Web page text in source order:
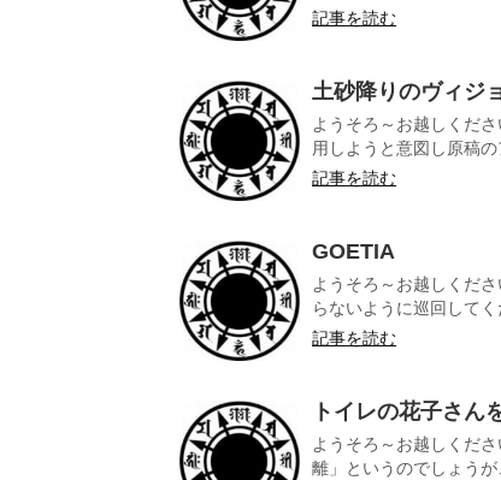
記事を読む
土砂降りのヴィジ
ようそろ～お越しくだ
用しようと意図し原稿
記事を読む
GOETIA
ようそろ～お越しくだ
らないように巡回して
記事を読む
トイレの花子さん
ようそろ～お越しくだ
離」というのでしょうが